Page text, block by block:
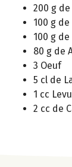
200 g
100 g
100 g
80 g de
3 Oeuf
5 cl de
1 cc
2 cc de